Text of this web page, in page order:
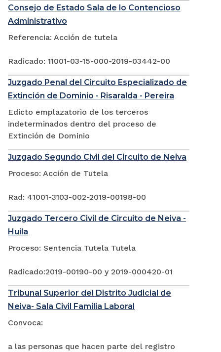
Consejo de Estado Sala de lo Contencioso
Administrativo
Referencia: Acción de tutela
Radicado: 11001-03-15-000-2019-03442-00
Juzgado Penal del Circuito Especializado de
Extinción de Dominio - Risaralda - Pereira
Edicto emplazatorio de los terceros
indeterminados dentro del proceso de
Extinción de Dominio
Juzgado Segundo Civil del Circuito de Neiva
Proceso: Acción de Tutela
Rad: 41001-3103-002-2019-00198-00
Juzgado Tercero Civil de Circuito de Neiva -
Huila
Proceso: Sentencia Tutela Tutela
Radicado:2019-00190-00 y 2019-000420-01
Tribunal Superior del Distrito Judicial de
Neiva- Sala Civil Familia Laboral
Convoca:
a las personas que hacen parte del registro